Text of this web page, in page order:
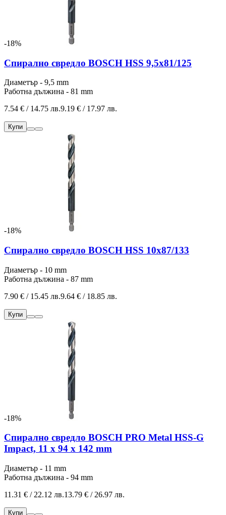
-18%
Спирално свредло BOSCH HSS 9,5x81/125
Диаметър - 9,5 mm
Работна дължина - 81 mm
7.54 € / 14.75 лв.9.19 € / 17.97 лв.
Купи
-18%
Спирално свредло BOSCH HSS 10x87/133
Диаметър - 10 mm
Работна дължина - 87 mm
7.90 € / 15.45 лв.9.64 € / 18.85 лв.
Купи
-18%
Спирално свредло BOSCH PRO Metal HSS-G
Impact, 11 x 94 x 142 mm
Диаметър - 11 mm
Работна дължина - 94 mm
11.31 € / 22.12 лв.13.79 € / 26.97 лв.
Купи